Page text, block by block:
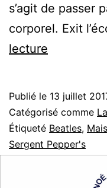
s’agit de passer
corporel. Exit
lecture
Publié le 13 juillet
Catégorisé comme
Étiqueté Beatles,
Sergent Pepper's